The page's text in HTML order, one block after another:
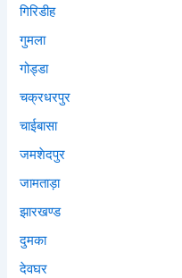
गिरिडीह
गुमला
गोड्डा
चक्रधरपुर
चाईबासा
जमशेदपुर
जामताड़ा
झारखण्ड
दुमका
देवघर